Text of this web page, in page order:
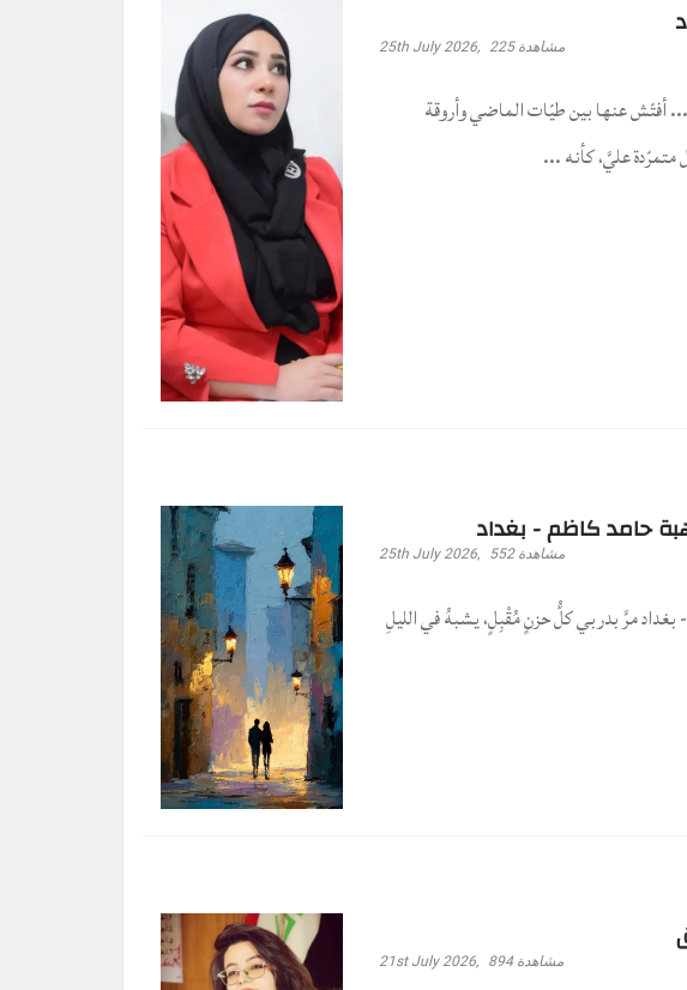
25th July 2026, 225 مشاهدة
أفتّش عنها بين طيّات الماضي وأروقة
عليَّ، كأنه ...
حامد كاظم - بغداد
25th July 2026, 552 مشاهدة
مرَّ بدربي كلُّ حزنٍ مُقْبِلٍ، يشبهُ في الليلِ
21st July 2026, 894 مشاهدة